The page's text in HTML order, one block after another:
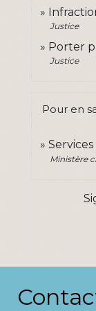
Justice
Porter
Justice
Pour en
Ministère